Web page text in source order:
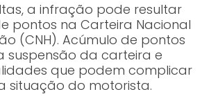
a infração pode resultar
pontos na Carteira Nacional
(CNH). Acúmulo de pontos
suspensão da carteira e
que podem complicar
situação do motorista.